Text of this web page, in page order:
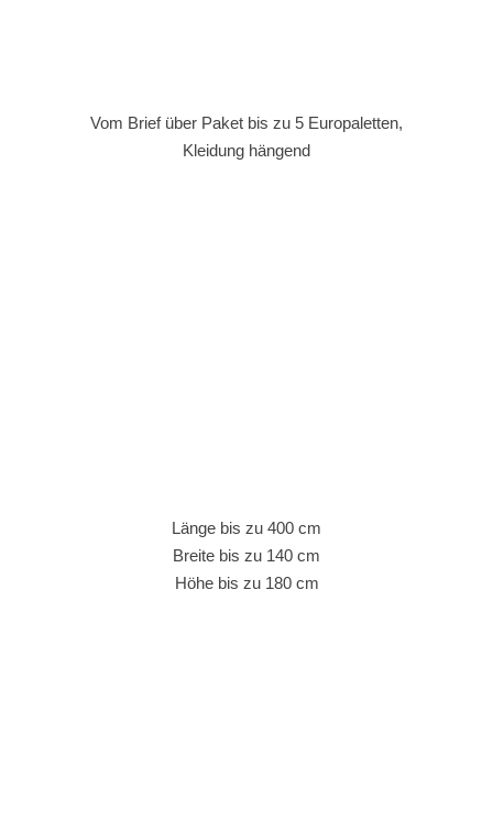
Vom Brief über Paket bis zu 5 Europaletten,
Kleidung hängend
Länge bis zu 400 cm
Breite bis zu 140 cm
Höhe bis zu 180 cm